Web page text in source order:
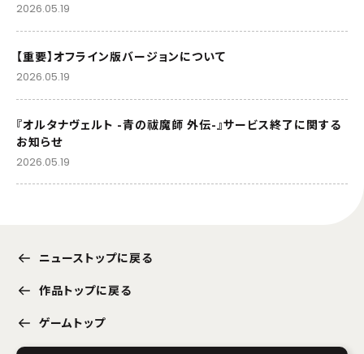
2026.05.19
【重要】オフライン版バージョンについて
2026.05.19
『オルタナヴェルト -青の祓魔師 外伝-』サービス終了に関する
お知らせ
2026.05.19
ニューストップに戻る
作品トップに戻る
ゲームトップ